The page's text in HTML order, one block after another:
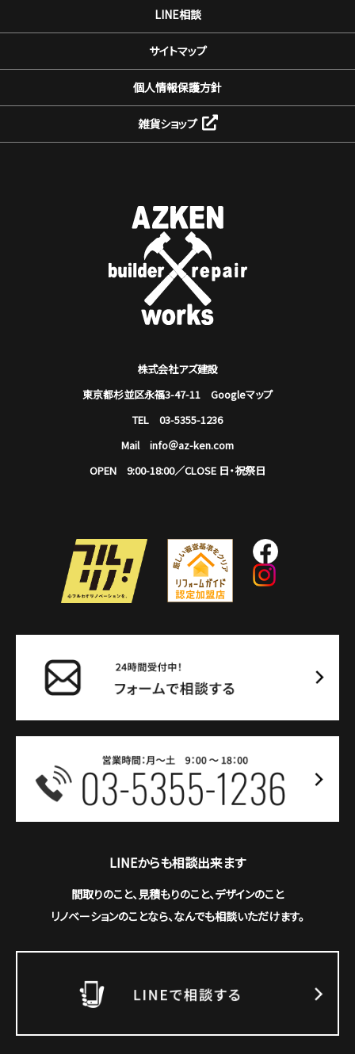
LINE相談
サイトマップ
個人情報保護方針
雑貨ショップ
株式会社アズ建設
東京都杉並区永福3-47-11 Googleマップ
TEL 03-5355-1236
Mail info＠az-ken.com
OPEN 9:00-18:00／CLOSE 日・祝祭日
LINEからも相談出来ます
間取りのこと、見積もりのこと、デザインのこと
リノベーションのことなら、なんでも相談いただけます。